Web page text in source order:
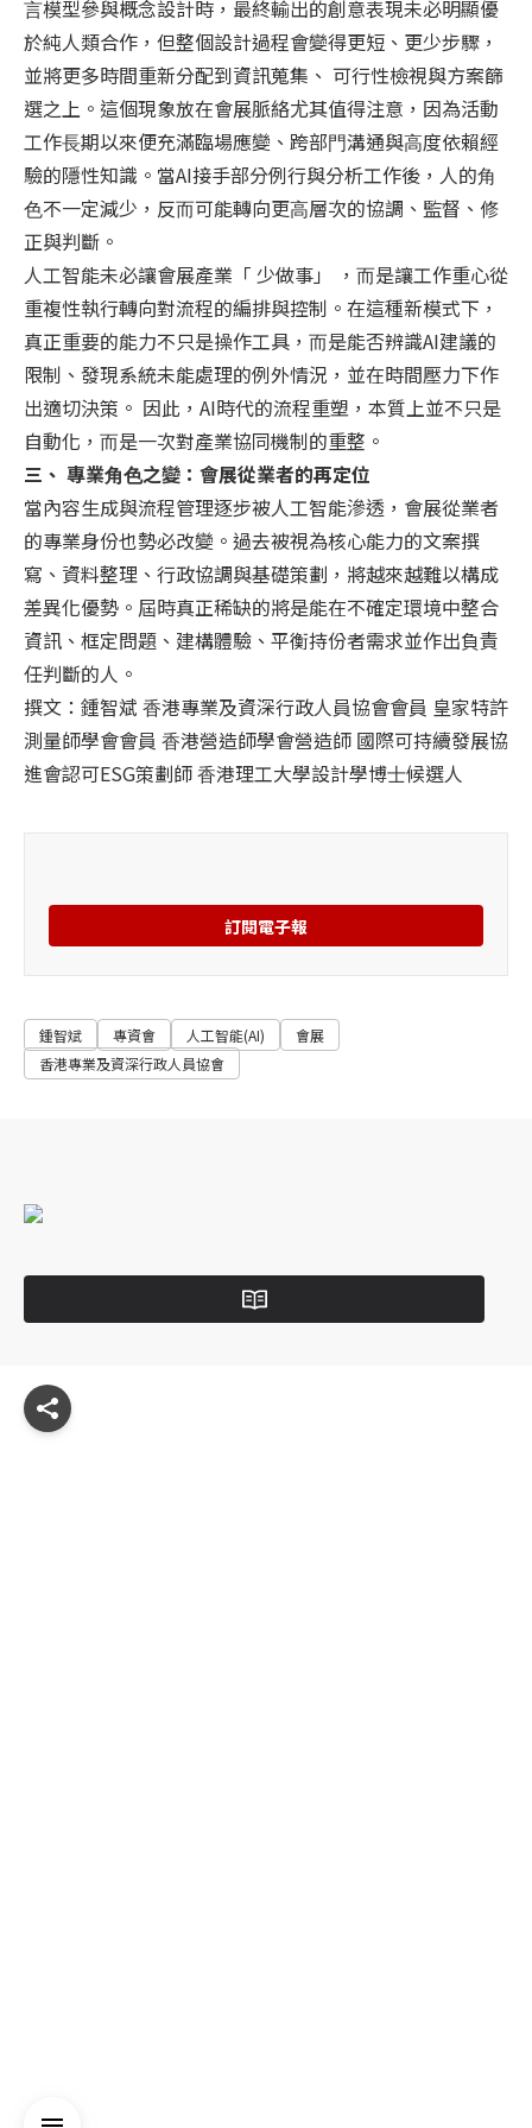
⾔模型參與概念設計時，最終輸出的創意表現未必明顯優
於純⼈類合作，但整個設計過程會變得更短、更少步驟，
並將更多時間重新分配到資訊蒐集、 可⾏性檢視與⽅案篩
選之上。這個現象放在會展脈絡尤其值得注意，因為活動
⼯作⻑期以來便充滿臨場應變、跨部⾨溝通與⾼度依賴經
驗的隱性知識。當AI接⼿部分例⾏與分析⼯作後，⼈的⻆
⾊不⼀定減少，反⽽可能轉向更⾼層次的協調、監督、修
正與判斷。
⼈⼯智能未必讓會展產業「 少做事」 ，⽽是讓⼯作重⼼從
重複性執⾏轉向對流程的編排與控制。在這種新模式下，
真正重要的能⼒不只是操作⼯具，⽽是能否辨識AI建議的
限制、發現系統未能處理的例外情況，並在時間壓⼒下作
出適切決策。 因此，AI時代的流程重塑，本質上並不只是
⾃動化，⽽是⼀次對產業協同機制的重整。
三、 專業⻆⾊之變：會展從業者的再定位
當內容⽣成與流程管理逐步被⼈⼯智能滲透，會展從業者
的專業身份也勢必改變。過去被視為核⼼能⼒的⽂案撰
寫、資料整理、⾏政協調與基礎策劃，將越來越難以構成
差異化優勢。屆時真正稀缺的將是能在不確定環境中整合
資訊、框定問題、建構體驗、平衡持份者需求並作出負責
任判斷的⼈。
撰文：鍾智斌 ⾹港專業及資深⾏政⼈員協會會員 皇家特許
測量師學會會員 ⾹港營造師學會營造師 國際可持續發展協
進會認可ESG策劃師 ⾹港理⼯⼤學設計學博⼠候選⼈
訂閱電子報
鍾智斌 專資會 人工智能(AI)
會展
香港專業及資深行政人員協會